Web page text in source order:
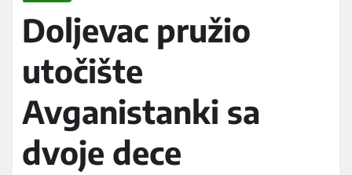
Doljevac pružio
utočište
Avganistanki sa
dvoje dece